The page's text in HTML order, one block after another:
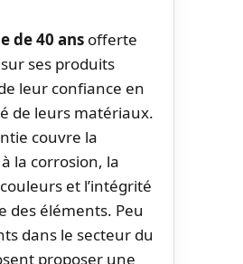
de 40 ans offerte
sur ses produits
leur confiance en
de leurs matériaux.
couvre la
la corrosion, la
et l’intégrité
des éléments. Peu
dans le secteur du
proposer une